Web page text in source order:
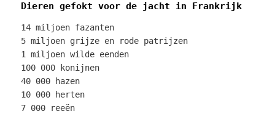
Dieren gefokt voor de jacht in Frankrijk
14 miljoen fazanten
5 miljoen grijze en rode patrijzen
1 miljoen wilde eenden
100 000 konijnen
40 000 hazen
10 000 herten
7 000 reeën